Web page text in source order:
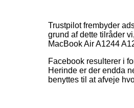
Trustpilot frembyder
grund af dette tilråder
MacBook Air A1244
Facebook resulterer i
Herinde er der endda
benyttes til at afveje